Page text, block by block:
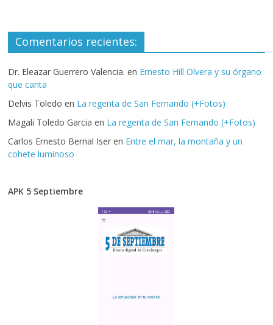
Comentarios recientes:
Dr. Eleazar Guerrero Valencia. en Ernesto Hill Olvera y su órgano
que canta
Delvis Toledo en La regenta de San Fernando (+Fotos)
Magali Toledo Garcia en La regenta de San Fernando (+Fotos)
Carlos Ernesto Bernal Iser en Entre el mar, la montaña y un
cohete luminoso
APK 5 Septiembre